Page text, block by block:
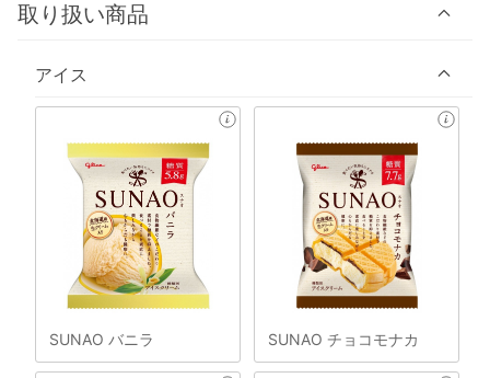
取り扱い商品
アイス
SUNAO バニラ SUNAO チョコモナカ